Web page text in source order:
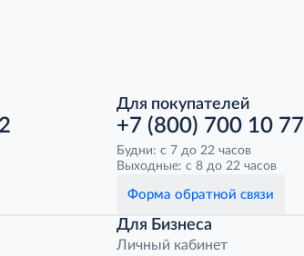
Для покупателей
+7 (800) 700 10 77
Будни: с 7 до 22 часов
Выходные: с 8 до 22 часов
Форма обратной связи
Для Бизнеса
Личный кабинет